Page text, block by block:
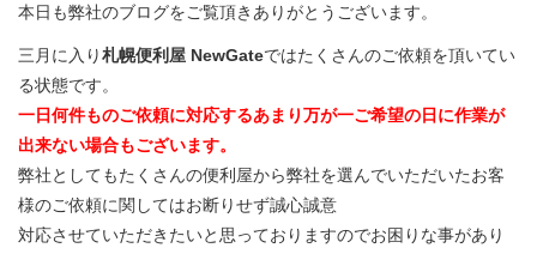
本日も弊社のブログをご覧頂きありがとうございます。
三月に入り札幌便利屋 NewGateではたくさんのご依頼を頂いてい
る状態です。
一日何件ものご依頼に対応するあまり万が一ご希望の日に作業が
出来ない場合もございます。
弊社としてもたくさんの便利屋から弊社を選んでいただいたお客
様のご依頼に関してはお断りせず誠心誠意
対応させていただきたいと思っておりますのでお困りな事があり